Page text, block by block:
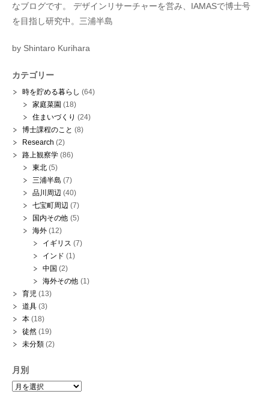
なブログです。 デザインリサーチャーを営み、IAMASで博士号
を目指し研究中。三浦半島
by Shintaro Kurihara
カテゴリー
時を貯める暮らし (64)
家庭菜園 (18)
住まいづくり (24)
博士課程のこと (8)
Research (2)
路上観察学 (86)
東北 (5)
三浦半島 (7)
品川周辺 (40)
七宝町周辺 (7)
国内その他 (5)
海外 (12)
イギリス (7)
インド (1)
中国 (2)
海外その他 (1)
育児 (13)
道具 (3)
本 (18)
徒然 (19)
未分類 (2)
月別
月